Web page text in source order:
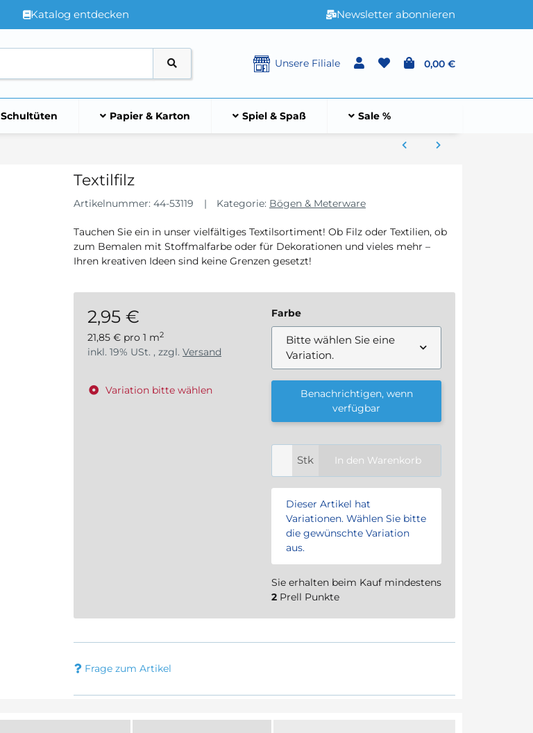
Katalog entdecken Newsletter abonnieren
Unsere Filiale 0,00 €
Schultüten Papier & Karton Spiel & Spaß Sale %
Textilfilz
Artikelnummer: 44-53119 Kategorie: Bögen & Meterware
Tauchen Sie ein in unser vielfältiges Textilsortiment! Ob Filz oder Textilien, ob
zum Bemalen mit Stoffmalfarbe oder für Dekorationen und vieles mehr –
Ihren kreativen Ideen sind keine Grenzen gesetzt!
2,95 €
21,85 € pro 1 m2
inkl. 19% USt. , zzgl. Versand
Variation bitte wählen
Farbe
Bitte wählen Sie eine
Variation.
Benachrichtigen, wenn
verfügbar
Stk In den Warenkorb
x
Dieser Artikel hat
Variationen. Wählen Sie bitte
die gewünschte Variation
aus.
Sie erhalten beim Kauf mindestens
2 Prell Punkte
Frage zum Artikel